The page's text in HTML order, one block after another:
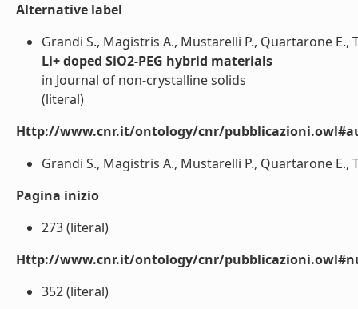
Alternative label
Grandi S., Magistris A., Mustarelli P., Quartarone E.,
Li+ doped SiO2-PEG hybrid materials
in Journal of non-crystalline solids
(literal)
Http://www.cnr.it/ontology/cnr/
Grandi S., Magistris A., Mustarelli P., Quartarone E.,
Pagina inizio
273 (literal)
Http://www.cnr.it/ontology/cnr/
352 (literal)